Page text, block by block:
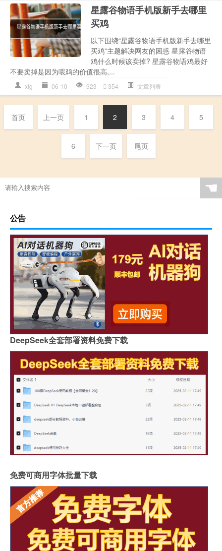
星露谷物语手机版新手去哪里
买鸡
以下围绕“星露谷物语手机版新手去哪里
买鸡”主题解决网友的困惑 星露谷物语
鸡什么时候该卖掉? 星露谷物语鸡最好
不要卖掉是因为喂鸡的价值很高,...
xlg 06-10 923 354 文章列表
首页 上一页 1 2 3 4 5
6 下一页 尾页
☚
公告
DeepSeek全套部署资料免费下载
免费可商用字体批量下载